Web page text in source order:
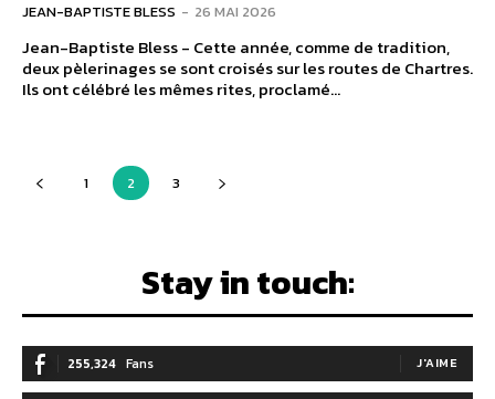
JEAN-BAPTISTE BLESS - 26 MAI 2026
Jean-Baptiste Bless - Cette année, comme de tradition,
deux pèlerinages se sont croisés sur les routes de Chartres.
Ils ont célébré les mêmes rites, proclamé...
1 2 3
Stay in touch:
255,324 Fans J'AIME